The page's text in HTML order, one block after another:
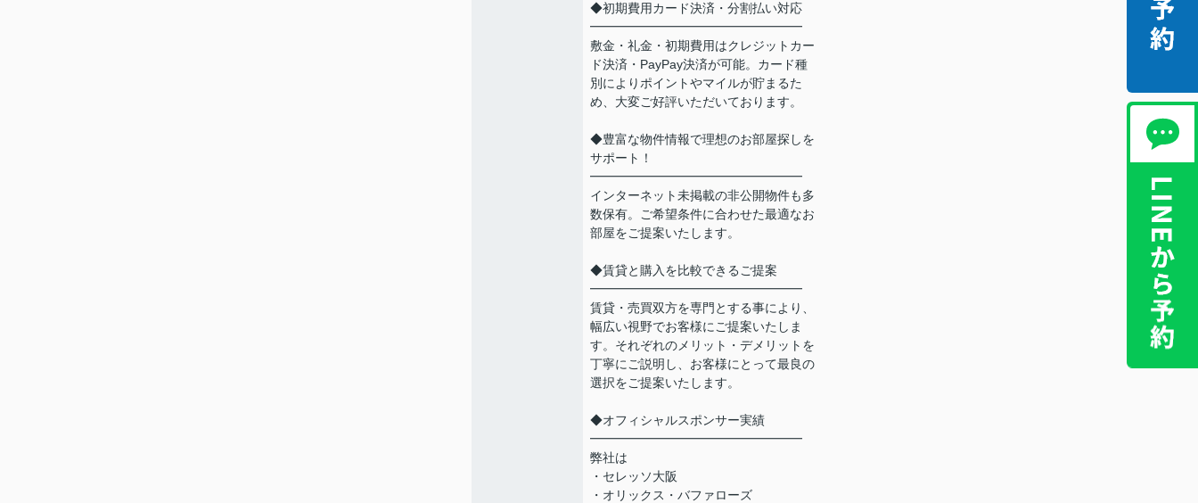
◆初期費用カード決済・分割払い対応
━━━━━━━━━━━━━━━━━
敷金・礼金・初期費用はクレジットカー
ド決済・PayPay決済が可能。カード種
別によりポイントやマイルが貯まるた
め、大変ご好評いただいております。
◆豊富な物件情報で理想のお部屋探しを
サポート！
━━━━━━━━━━━━━━━━━
インターネット未掲載の非公開物件も多
数保有。ご希望条件に合わせた最適なお
部屋をご提案いたします。
◆賃貸と購入を比較できるご提案
━━━━━━━━━━━━━━━━━
賃貸・売買双方を専門とする事により、
幅広い視野でお客様にご提案いたしま
す。それぞれのメリット・デメリットを
丁寧にご説明し、お客様にとって最良の
選択をご提案いたします。
◆オフィシャルスポンサー実績
━━━━━━━━━━━━━━━━━
弊社は
・セレッソ大阪
・オリックス・バファローズ